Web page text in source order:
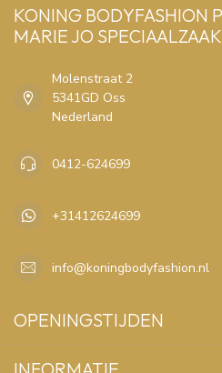
KONING BODYFASHION
MARIE JO SPECIAALZAAK
Molenstraat 2
5341GD Oss
Nederland
0412-624699
+31412624699
info@koningbodyfashion.nl
OPENINGSTIJDEN